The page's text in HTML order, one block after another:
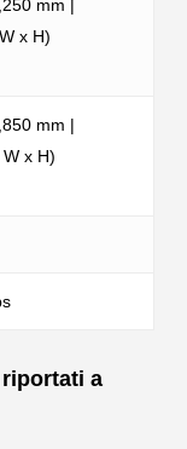
mm |
x H)
mm |
x H)
a